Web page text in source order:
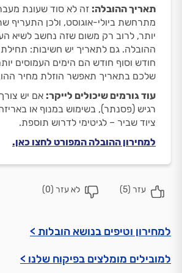
תאריך ההובלה: זה לא סוד שעונת
מתרחשת ביולי-אוגוסט, ולכן התעריף
יותר, לרוב רק משום שזה נחשב לשיא
ההובלה. גם לתאריך יש חשיבות:
חודש וסוף חודש הם הימים העמוסים
שלכם בתאריך תאפשר הוזלת מחיר
עוד גורמים שיכולים לייקר: אם יש
רגיש (פסנתר), בשימוש במנוף או
ציוד שביר – לגיטימי לדרוש תוספת.
למחירון ההובלה המפורט לחצו כאן.
5
)
0
)
למחירון וטיפים בנושא הובלות >
למובילים מומלצים בפיקוח שלנו >